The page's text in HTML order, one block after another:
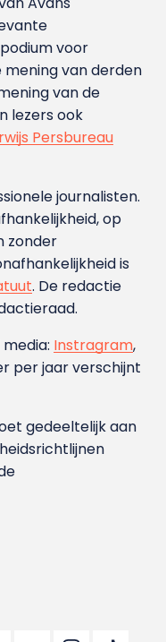
voor
van derden
van de
lezers ook
Persbureau
journalisten.
op
zonder
is
. De redactie
Instragram,
per jaar verschijnt
gedeeltelijk aan